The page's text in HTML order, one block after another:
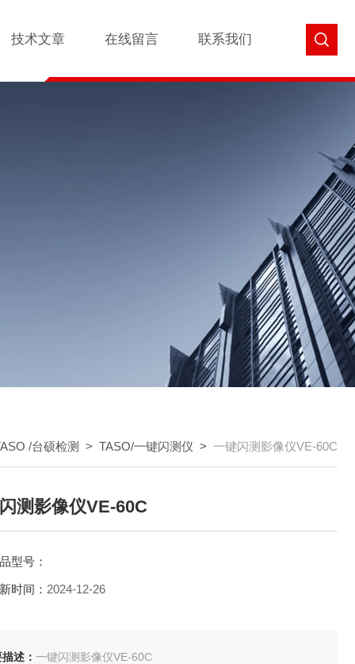
技术文章 在线留言 联系我们
/台硕检测 > TASO/一键闪测仪 > 一键闪测影像仪VE-60C
测影像仪VE-60C
型号：
时间： 2024-12-26
述： 一键闪测影像仪VE-60C